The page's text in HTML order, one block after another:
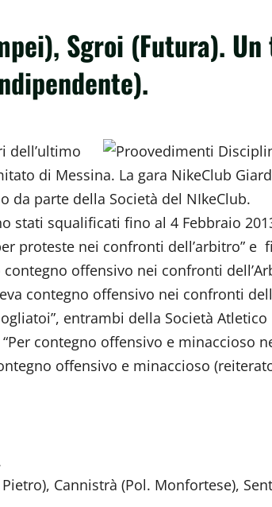
Sgroi (Futura).
dell’ultimo
di Messina. La gara NikeClub
da parte della Società del NIkeClub.
stati squalificati fino al 4 Febbraio
proteste nei confronti dell’arbitro” e
offensivo nei confronti
contegno offensivo nei confronti
entrambi della Società Atletico
contegno offensivo e minaccioso
offensivo e minaccioso
Cannistrà (Pol. Monfortese),